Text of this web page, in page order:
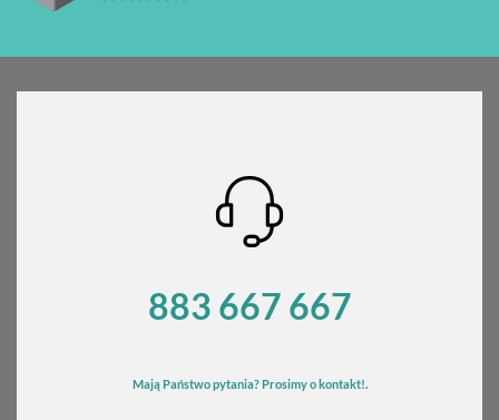
4
562,86 zł
883 667 667
Mają Państwo pytania? Prosimy o kontakt!.